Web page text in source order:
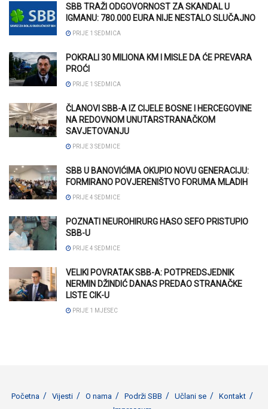
SBB TRAŽI ODGOVORNOST ZA SKANDAL U
IGMANU: 780.000 EURA NIJE NESTALO SLUČAJNO
PRIJE 1 SEDMICA
POKRALI 30 MILIONA KM I MISLE DA ĆE PREVARA
PROĆI
PRIJE 1 SEDMICA
ČLANOVI SBB-A IZ CIJELE BOSNE I HERCEGOVINE
NA REDOVNOM UNUTARSTRANAČKOM
SAVJETOVANJU
PRIJE 3 SEDMICE
SBB U BANOVIĆIMA OKUPIO NOVU GENERACIJU:
FORMIRANO POVJERENIŠTVO FORUMA MLADIH
PRIJE 4 SEDMICE
POZNATI NEUROHIRURG HASO SEFO PRISTUPIO
SBB-U
PRIJE 4 SEDMICE
VELIKI POVRATAK SBB-A: POTPREDSJEDNIK
NERMIN DŽINDIĆ DANAS PREDAO STRANAČKE
LISTE CIK-U
PRIJE 1 MJESEC
Početna Vijesti O nama Podrži SBB Učlani se
Kontakt